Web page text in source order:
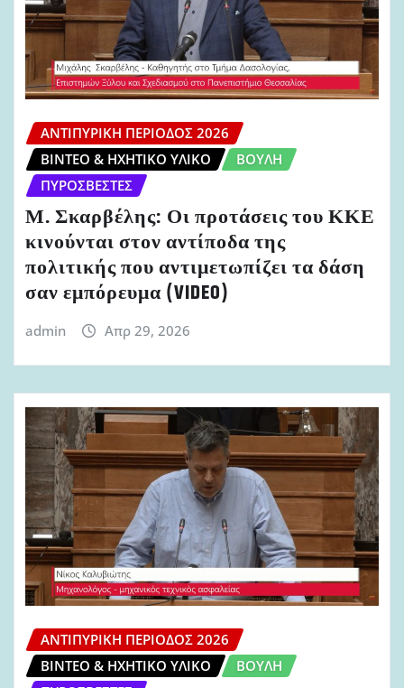
ΑΝΤΙΠΥΡΙΚΉ ΠΕΡΊΟΔΟΣ 2026
ΒΊΝΤΕΟ & ΗΧΗΤΙΚΌ ΥΛΙΚΌ
ΒΟΥΛΉ
ΠΥΡΟΣΒΈΣΤΕΣ
Μ. Σκαρβέλης: Οι προτάσεις του ΚΚΕ
κινούνται στον αντίποδα της
πολιτικής που αντιμετωπίζει τα δάση
σαν εμπόρευμα (VIDEO)
admin Απρ 29, 2026
ΑΝΤΙΠΥΡΙΚΉ ΠΕΡΊΟΔΟΣ 2026
ΒΊΝΤΕΟ & ΗΧΗΤΙΚΌ ΥΛΙΚΌ
ΒΟΥΛΉ